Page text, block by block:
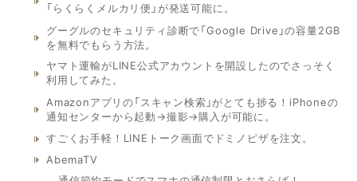
「らくらくメルカリ便」が発送可能に。
グーグルのセキュリティ診断で「Google Drive」の容量2GB
を無料でもらう方法。
ヤマト運輸がLINE公式アカウントを開設したのでさっそく
利用してみた。
Amazonアプリの「スキャン検索」がとても捗る！iPhoneの
通知センターから起動→撮影→購入が可能に。
すごくお手軽！LINEトーク画面でドミノピザを注文。
AbemaTV